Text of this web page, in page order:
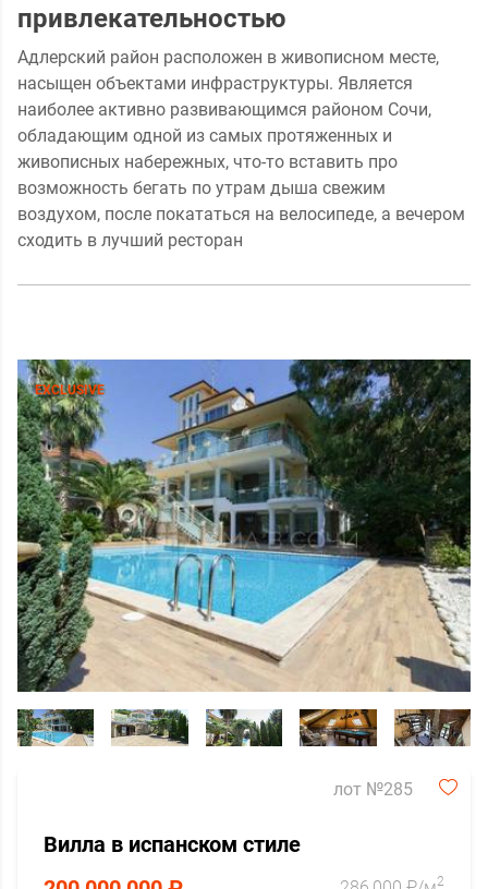
привлекательностью
Адлерский район расположен в живописном месте,
насыщен объектами инфраструктуры. Является
наиболее активно развивающимся районом Сочи,
обладающим одной из самых протяженных и
живописных набережных, что-то вставить про
возможность бегать по утрам дыша свежим
воздухом, после покататься на велосипеде, а вечером
сходить в лучший ресторан
EXCLUSIVE
лот №285
Вилла в испанском стиле
2